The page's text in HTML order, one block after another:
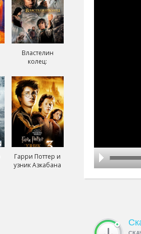
Властелин
колец:
короля (2003)
Гарри Поттер и
узник Азкабана